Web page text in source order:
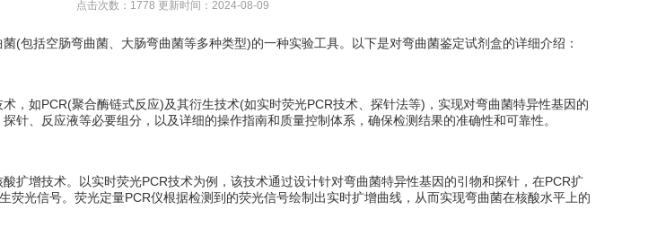
点击次数：1778 更新时间：2024-08-09
(包括空肠弯曲菌、大肠弯曲菌等多种类型)的一种实验工具。以下是对弯曲菌鉴定试剂盒的详细介绍：
，如PCR(聚合酶链式反应)及其衍生技术(如实时荧光PCR技术、探针法等)，实现对弯曲菌特异性基因的
针、反应液等必要组分，以及详细的操作指南和质量控制体系，确保检测结果的准确性和可靠性。
增技术。以实时荧光PCR技术为例，该技术通过设计针对弯曲菌特异性基因的引物和探针，在PCR扩
荧光信号。荧光定量PCR仪根据检测到的荧光信号绘制出实时扩增曲线，从而实现弯曲菌在核酸水平上的